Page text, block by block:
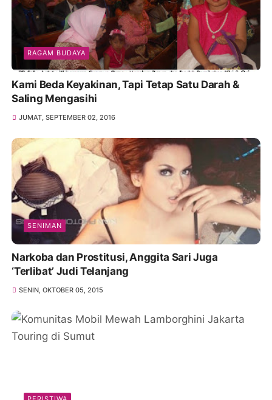
RAGAM BUDAYA
Kami Beda Keyakinan, Tapi Tetap Satu Darah &
Saling Mengasihi
JUMAT, SEPTEMBER 02, 2016
SENIMAN
Narkoba dan Prostitusi, Anggita Sari Juga
‘Terlibat’ Judi Telanjang
SENIN, OKTOBER 05, 2015